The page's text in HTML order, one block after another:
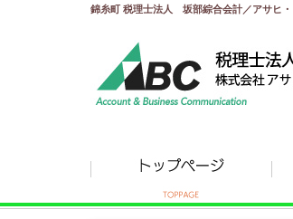
錦糸町 税理士法人 坂部綜合会計／アサヒ